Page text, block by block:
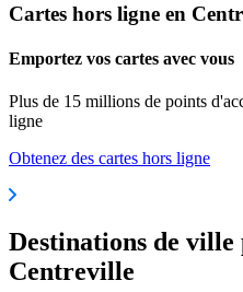
Cartes hors ligne en
Emportez vos cartes avec vous
Plus de 15 millions de points
ligne
Obtenez des cartes hors ligne
Destinations de ville
Centreville